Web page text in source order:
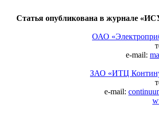
Статья опубликована в журнале
ОАО
e‑mail:
ЗАО «ИТЦ
e‑mail: